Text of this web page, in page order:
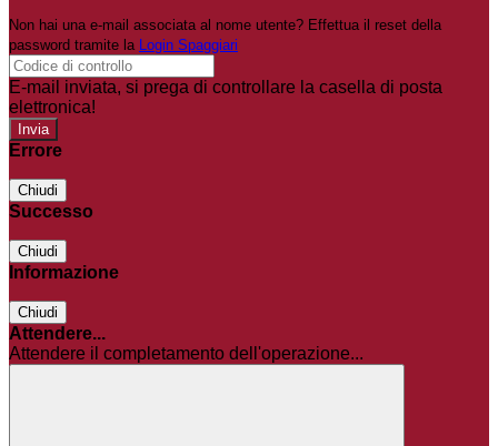
Non hai una e-mail associata al nome utente? Effettua il reset della
password tramite la Login Spaggiari
E-mail inviata, si prega di controllare la casella di posta
elettronica!
Errore
Chiudi
Successo
Chiudi
Informazione
Chiudi
Attendere...
Attendere il completamento dell'operazione...